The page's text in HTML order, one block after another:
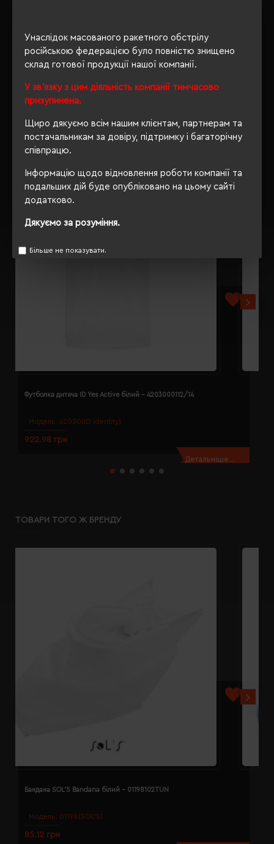
Унаслідок масованого ракетного обстрілу
російською федерацією було повністю знищено
склад готової продукції нашої компанії.
У зв'язку з цим діяльність компанії тимчасово
призупинена.
Щиро дякуємо всім нашим клієнтам, партнерам та
постачальникам за довіру, підтримку і багаторічну
співпрацю.
Інформацію щодо відновлення роботи компанії та
подальших дій буде опубліковано на цьому сайті
додатково.
Дякуємо за розуміння.
Більше не показувати.
ОПИС
РЕКОМЕНДУЄМО
Модель: 42030(ID identity)
Футболка дитяча ID Yes Active білий - 4203000112/14
922.98 грн
Детальніше...
ТОВАРИ ТОГО Ж БРЕНДУ
Модель: 01198(SOL’S)
Бандана SOL'S Bandana білий - 01198102TUN
85.12 грн